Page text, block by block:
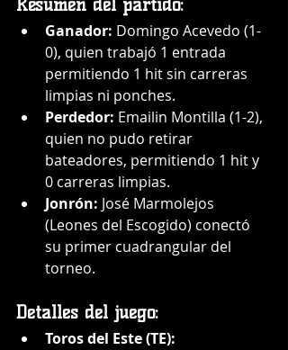
Ganador: Domingo Acevedo (1-
0), quien trabajó 1 entrada
permitiendo 1 hit sin carreras
limpias ni ponches.
Perdedor: Emailin Montilla (1-2),
quien no pudo retirar
bateadores, permitiendo 1 hit y
0 carreras limpias.
Jonrón: José Marmolejos
(Leones del Escogido) conectó
su primer cuadrangular del
torneo.
Detalles del juego:
Toros del Este (TE):